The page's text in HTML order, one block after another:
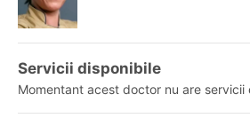
Servicii disponibile
Momentant acest doctor nu are servicii